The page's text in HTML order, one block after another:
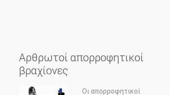
Αρθρωτοί απορροφητικοί
βραχίονες
Οι απορροφητικοί